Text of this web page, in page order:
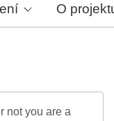
O
not you are a